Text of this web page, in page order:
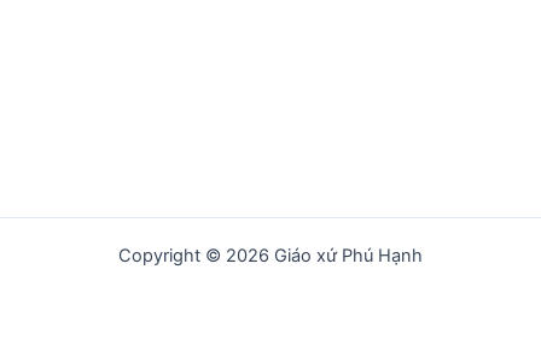
Copyright © 2026 Giáo xứ Phú Hạnh